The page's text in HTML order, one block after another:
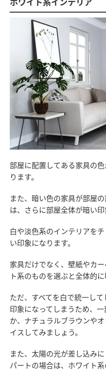
部屋に配置してある家具の
ります。
また、暗い色の家具が部屋
は、さらに部屋全体が暗い印
白や淡色系のインテリアを
い印象になります。
家具だけでなく、壁紙やカ
ト系のものを選ぶと全体的
ただ、すべてを白で統一し
印象になってしまうため、
か、ナチュラルブラウンや
イスしてみましょう。
また、太陽の光が差し込み
パートの場合は、ホワイト